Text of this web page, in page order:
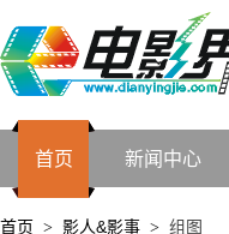
首页 新闻中心
首页 > 影人&影事 > 组图